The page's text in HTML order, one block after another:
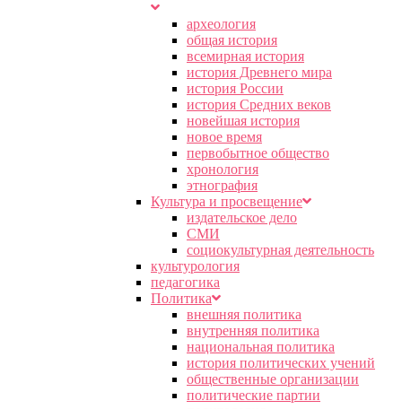
археология
общая история
всемирная история
история Древнего мира
история России
история Средних веков
новейшая история
новое время
первобытное общество
хронология
этнография
Культура и просвещение
издательское дело
СМИ
социокультурная деятельность
культурология
педагогика
Политика
внешняя политика
внутренняя политика
национальная политика
история политических учений
общественные организации
политические партии